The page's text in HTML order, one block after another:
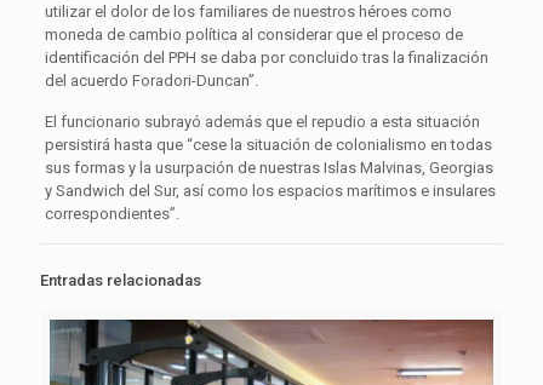
utilizar el dolor de los familiares de nuestros héroes como
moneda de cambio política al considerar que el proceso de
identificación del PPH se daba por concluido tras la finalización
del acuerdo Foradori-Duncan”.
El funcionario subrayó además que el repudio a esta situación
persistirá hasta que “cese la situación de colonialismo en todas
sus formas y la usurpación de nuestras Islas Malvinas, Georgias
y Sandwich del Sur, así como los espacios marítimos e insulares
correspondientes”.
Entradas relacionadas